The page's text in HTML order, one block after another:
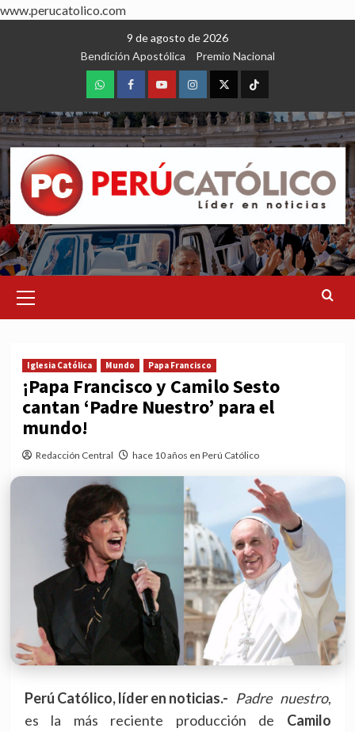
www.perucatolico.com
9 de agosto de 2026
Bendición Apostólica
Premio Nacional
WhatsAppFacebookYoutubeInstagram
X TikTok
Menu
Iglesia Católica Mundo Papa Francisco
¡Papa Francisco y Camilo Sesto
cantan ‘Padre Nuestro’ para el
mundo!
Redacción Central hace 10 años en Perú Católico
Perú Católico, líder en noticias.- Padre nuestro,
es la más reciente producción de Camilo